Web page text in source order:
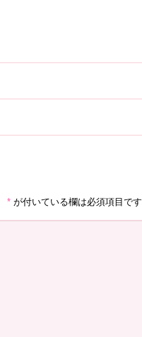
* が付いている欄は必須項目です